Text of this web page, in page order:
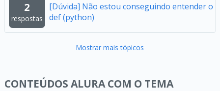
2
respostas
[Dúvida] Não estou conseguindo entender o
def (python)
Mostrar mais tópicos
CONTEÚDOS ALURA COM O TEMA